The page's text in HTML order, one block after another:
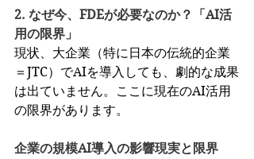
2. なぜ今、FDEが必要なのか？「AI活
用の限界」
現状、大企業（特に日本の伝統的企業
＝JTC）でAIを導入しても、劇的な成果
は出ていません。ここに現在のAI活用
の限界があります。
企業の規模AI導入の影響現実と限界